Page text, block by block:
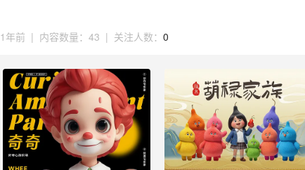
1年前 | 内容数量： 43 | 关注人数： 0